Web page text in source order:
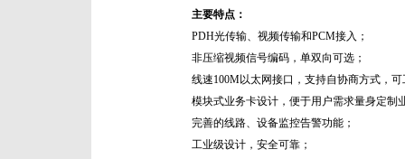
主要特点：
PDH光传输、视频传输和PCM接入；
非压缩视频信号编码，单双向可选；
线速100M以太网接口，支持自协商方式，
模块式业务卡设计，便于用户需求量身定制
完善的线路、设备监控告警功能；
工业级设计，安全可靠；